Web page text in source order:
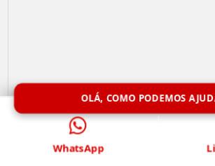
OLÁ, COMO PODEMOS
WhatsApp